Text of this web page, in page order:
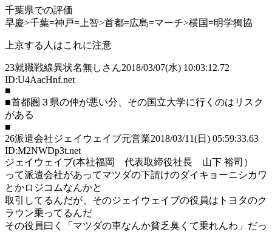
千葉県での評価
早慶>千葉=神戸=上智>首都=広島=マーチ>横国=明学獨協
上京する人はこれに注意
23就職戦線異状名無しさん2018/03/07(水) 10:03:12.72
ID:U4AacHnf.net
■
■首都圏３県の仲が悪い分、その国立大学に行くのはリスク
がある
■
26派遣会社ジェイウェイブ元営業2018/03/11(日) 05:59:33.63
ID:M2NWDp3t.net
ジェイウェイブ(本社福岡 代表取締役社長 山下 裕司）
って派遣会社があってマツダの下請けのダイキョーニシカワ
とかロジコムなんかと
取引してるんだが、そのジェイウェイブの役員はトヨタのク
ラウン乗ってるんだ
その役員曰く「マツダの車なんか貧乏臭くて乗れんわ」だっ